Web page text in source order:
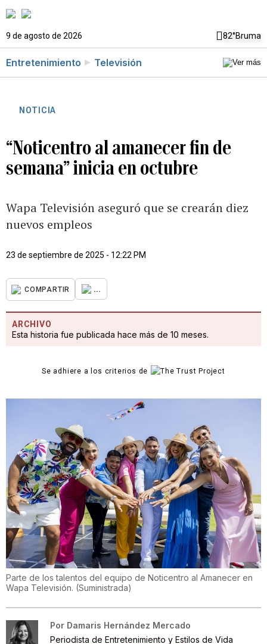
9 de agosto de 2026 82°Bruma
Entretenimiento Televisión
NOTICIA
“Noticentro al amanecer fin de
semana” inicia en octubre
Wapa Televisión aseguró que se crearán diez
nuevos empleos
23 de septiembre de 2025 - 12:22 PM
COMPARTIR ...
ARCHIVO
Esta historia fue publicada hace más de 10 meses.
Se adhiere a los criterios de
Parte de los talentos del equipo de Noticentro al Amanecer en
Wapa Televisión. (Suministrada)
Por Damaris Hernández Mercado
Periodista de Entretenimiento y Estilos de Vida